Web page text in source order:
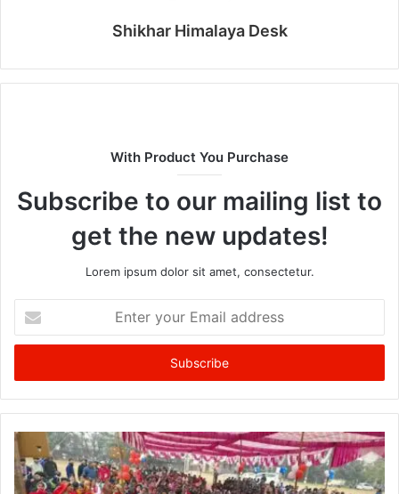
Shikhar Himalaya Desk
With Product You Purchase
Subscribe to our mailing list to
get the new updates!
Lorem ipsum dolor sit amet, consectetur.
your
Email